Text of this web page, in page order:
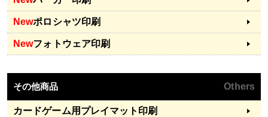
Newポロシャツ印刷
Newフォトウェア印刷
その他商品 Others
カードゲーム用プレイマット印刷